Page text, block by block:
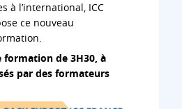
à l’international, ICC
ce nouveau
formation de 3H30, à
par des formateurs